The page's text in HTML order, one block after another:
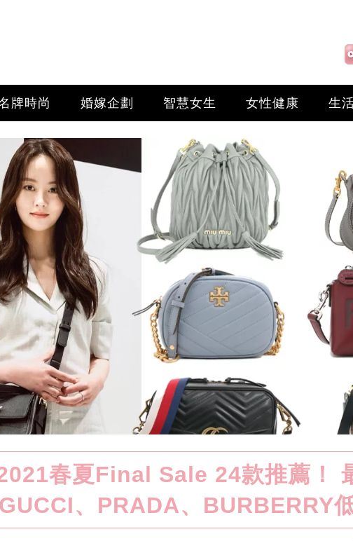
牌時尚 婚嫁企劃 智慧女生 女性健康 生
春夏Final Sale 24款推薦！
、PRADA、BURBERRY